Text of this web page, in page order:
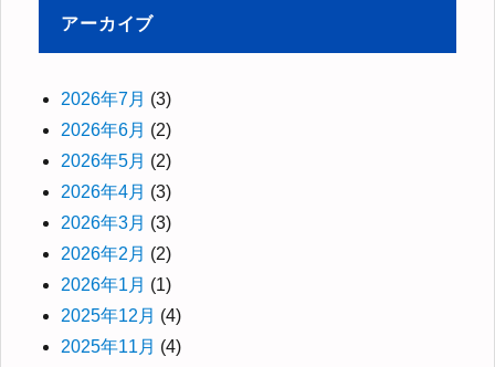
アーカイブ
2026年7月 (3)
2026年6月 (2)
2026年5月 (2)
2026年4月 (3)
2026年3月 (3)
2026年2月 (2)
2026年1月 (1)
2025年12月 (4)
2025年11月 (4)